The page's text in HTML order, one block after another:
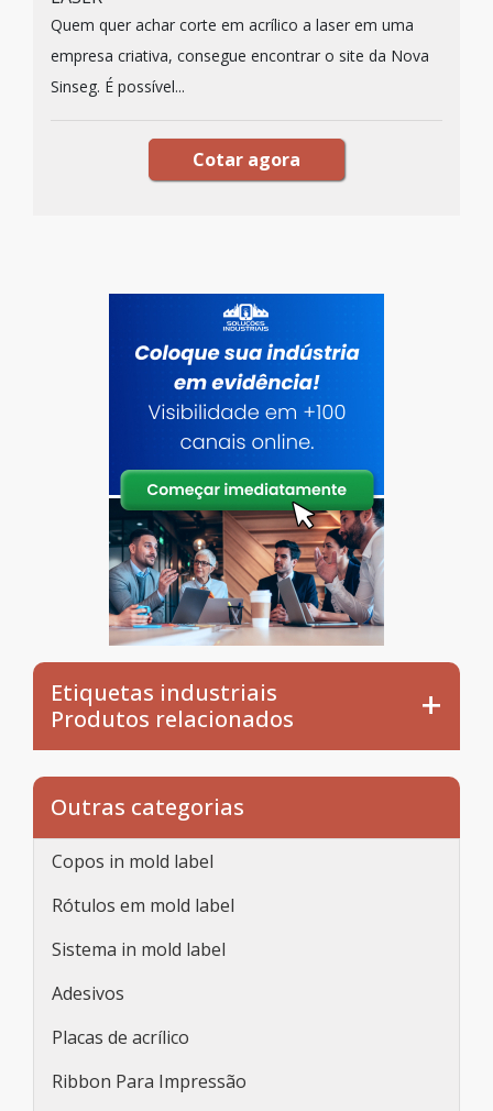
Quem quer achar corte em acrílico a laser em uma
empresa criativa, consegue encontrar o site da Nova
Sinseg. É possível...
Cotar agora
Etiquetas industriais
Produtos relacionados
Outras categorias
Copos in mold label
Rótulos em mold label
Sistema in mold label
Adesivos
Placas de acrílico
Ribbon Para Impressão